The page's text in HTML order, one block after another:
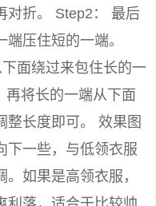
对折。 Step2： 最后
压住短的一端。
面绕过来包住长的一
再将长的一端从下面
整长度即可。 效果图
下一些，与低领衣服
如果是高领衣服，